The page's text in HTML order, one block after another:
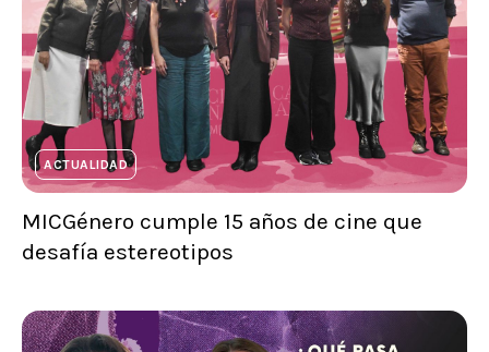
ACTUALIDAD
MICGénero cumple 15 años de cine que
desafía estereotipos